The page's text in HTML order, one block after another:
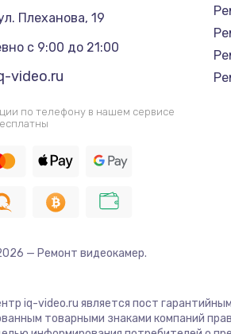
Плеханова, 19
с 9:00 до 21:00
video.ru
по телефону в нашем сервисе
— Ремонт видеокамер.
iq-video.ru является пост
товарными знаками компаний